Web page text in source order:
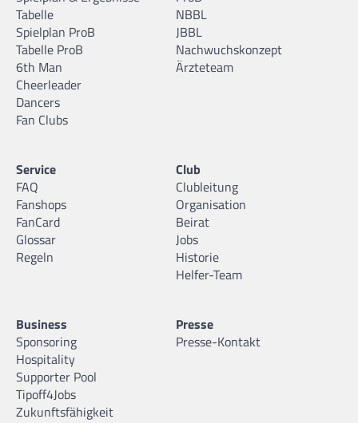
Tabelle
Spielplan ProB
Tabelle ProB
6th Man
Cheerleader
Dancers
Fan Clubs
NBBL
JBBL
Nachwuchskonzept
Ärzteteam
Service
FAQ
Fanshops
FanCard
Glossar
Regeln
Club
Clubleitung
Organisation
Beirat
Jobs
Historie
Helfer-Team
Business
Sponsoring
Hospitality
Supporter Pool
Tipoff4Jobs
Zukunftsfähigkeit
Presse
Presse-Kontakt